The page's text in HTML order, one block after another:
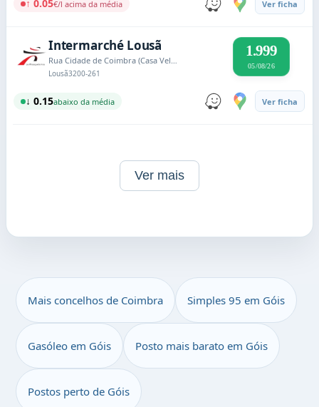
↑ 0.05€/l acima da média Ver ficha
Intermarché Lousã
Rua Cidade de Coimbra (Casa Velha)
Lousã3200-261
1.999
05/08/26
↓ 0.15abaixo da média Ver ficha
Ver mais
Mais concelhos de Coimbra Simples 95 em Góis
Gasóleo em Góis Posto mais barato em Góis
Postos perto de Góis